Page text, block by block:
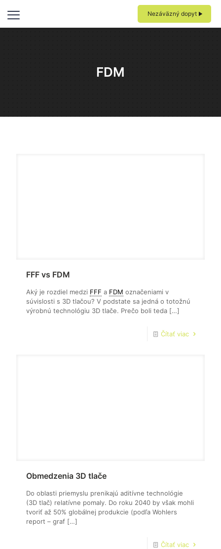
Nezáväzný dopyt
FDM
FFF vs FDM
Aký je rozdiel medzi FFF a FDM označeniami v
súvislosti s 3D tlačou? V podstate sa jedná o totožnú
výrobnú technológiu 3D tlače. Prečo boli teda […]
Čítať viac
Obmedzenia 3D tlače
Do oblasti priemyslu prenikajú aditívne technológie
(3D tlač) relatívne pomaly. Do roku 2040 by však mohli
tvoriť až 50% globálnej produkcie (podľa Wohlers
report – graf […]
Čítať viac